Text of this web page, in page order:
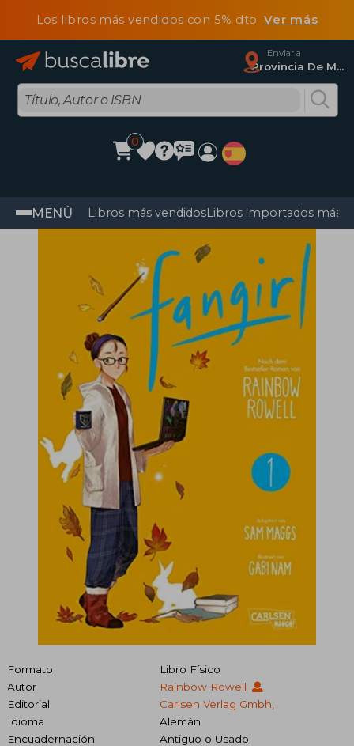
Los libros más vendidos con 5% dtoVer más
Enviar a
Provincia De Madrid
0
MENÚ Libros más vendidosLibros importados más
Formato
Libro Físico
Autor
Rainbow Rowell
Editorial
Carlsen Verlag Gmbh,
Idioma
Alemán
Encuadernación
Antiguo o Usado